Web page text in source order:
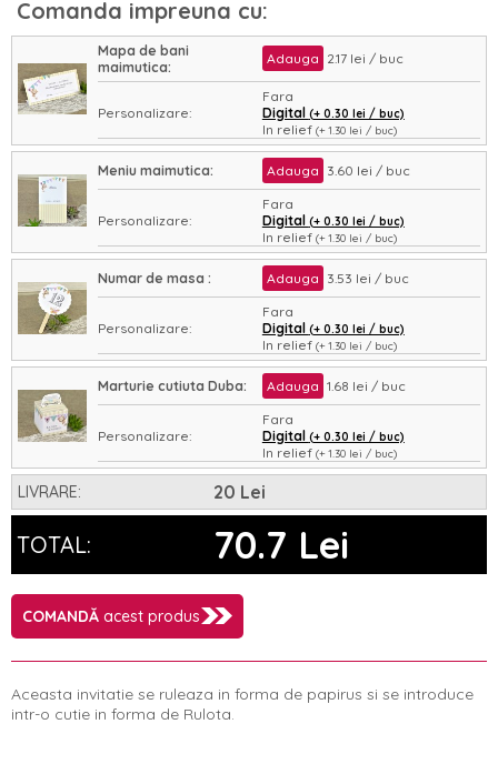
Comanda impreuna cu:
Mapa de bani
maimutica:
Adauga 2.17 lei / buc
Personalizare:
Fara
Digital (+ 0.30 lei / buc)
In relief (+ 1.30 lei / buc)
Asamblare: Nu Da(+ 0.35 lei / buc)
Meniu maimutica: Adauga 3.60 lei / buc
Personalizare:
Fara
Digital (+ 0.30 lei / buc)
In relief (+ 1.30 lei / buc)
Asamblare: Nu Da(+ 0.35 lei / buc)
Numar de masa : Adauga 3.53 lei / buc
Personalizare:
Fara
Digital (+ 0.30 lei / buc)
In relief (+ 1.30 lei / buc)
Asamblare: Nu Da(+ 0.35 lei / buc)
Marturie cutiuta Duba: Adauga 1.68 lei / buc
Personalizare:
Fara
Digital (+ 0.30 lei / buc)
In relief (+ 1.30 lei / buc)
Asamblare: Nu Da(+ 0.35 lei / buc)
LIVRARE: 20 Lei
TOTAL: 70.7 Lei
COMANDĂ acest produs
Aceasta invitatie se ruleaza in forma de papirus si se introduce
intr-o cutie in forma de Rulota.